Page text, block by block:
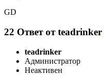
GD
22 Ответ отteadrinker
teadrinker
Администратор
Неактивен